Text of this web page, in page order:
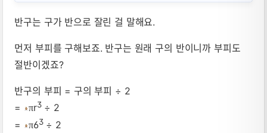
반구는 구가 반으로 잘린 걸 말해요.
먼저 부피를 구해보죠. 반구는 원래 구의 반이니까 부피도
절반이겠죠?
반구의 부피 = 구의 부피 ÷ 2
=
πr3÷ 2
=
π63÷ 2